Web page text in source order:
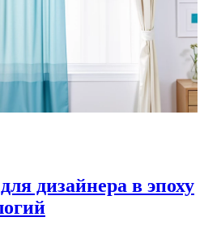
дизайнера в эпоху